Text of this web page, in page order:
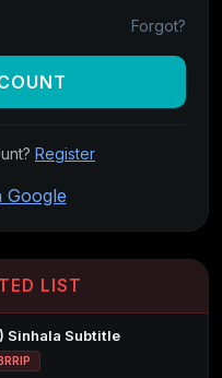
Forgot?
Register
Google
LIST
Sinhala Subtitle
BRRIP